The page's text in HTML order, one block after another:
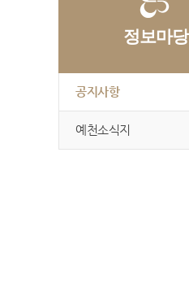
정보마당
공지사항
예천소식지